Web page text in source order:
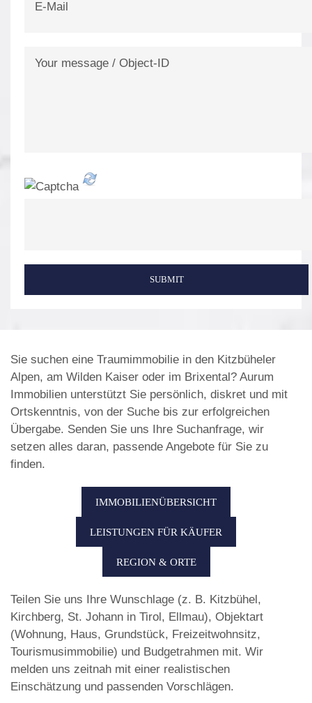
SUBMIT
Sie suchen eine Traumimmobilie in den Kitzbüheler
Alpen, am Wilden Kaiser oder im Brixental? Aurum
Immobilien unterstützt Sie persönlich, diskret und mit
Ortskenntnis, von der Suche bis zur erfolgreichen
Übergabe. Senden Sie uns Ihre Suchanfrage, wir
setzen alles daran, passende Angebote für Sie zu
finden.
IMMOBILIENÜBERSICHT
LEISTUNGEN FÜR KÄUFER
REGION & ORTE
Teilen Sie uns Ihre Wunschlage (z. B. Kitzbühel,
Kirchberg, St. Johann in Tirol, Ellmau), Objektart
(Wohnung, Haus, Grundstück, Freizeitwohnsitz,
Tourismusimmobilie) und Budgetrahmen mit. Wir
melden uns zeitnah mit einer realistischen
Einschätzung und passenden Vorschlägen.